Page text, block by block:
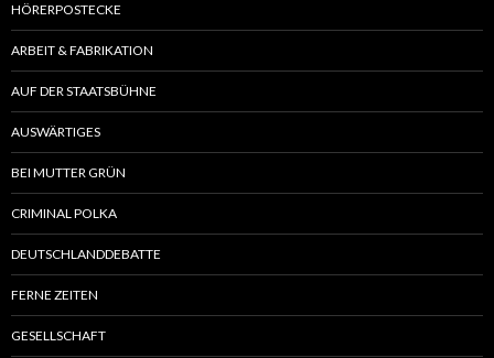
HÖRERPOSTECKE
ARBEIT & FABRIKATION
AUF DER STAATSBÜHNE
AUSWÄRTIGES
BEI MUTTER GRÜN
CRIMINAL POLKA
DEUTSCHLANDDEBATTE
FERNE ZEITEN
GESELLSCHAFT